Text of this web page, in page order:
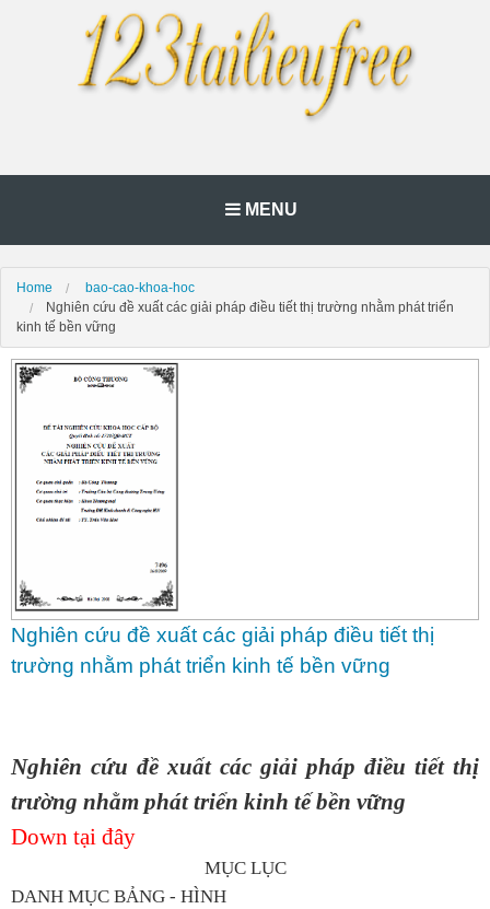
MENU
Home
bao-cao-khoa-hoc
Nghiên cứu đề xuất các giải pháp điều tiết thị trường nhằm phát triển
kinh tế bền vững
Nghiên cứu đề xuất các giải pháp điều tiết thị
trường nhằm phát triển kinh tế bền vững
Nghiên cứu đề xuất các giải pháp điều tiết thị
trường nhằm phát triển kinh tế bền vững
Down tại đây
MỤC LỤC
DANH MỤC BẢNG - HÌNH